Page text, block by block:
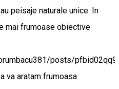
peisaje naturale unice. In
mai frumoase obiective
posts/
va aratam frumoasa